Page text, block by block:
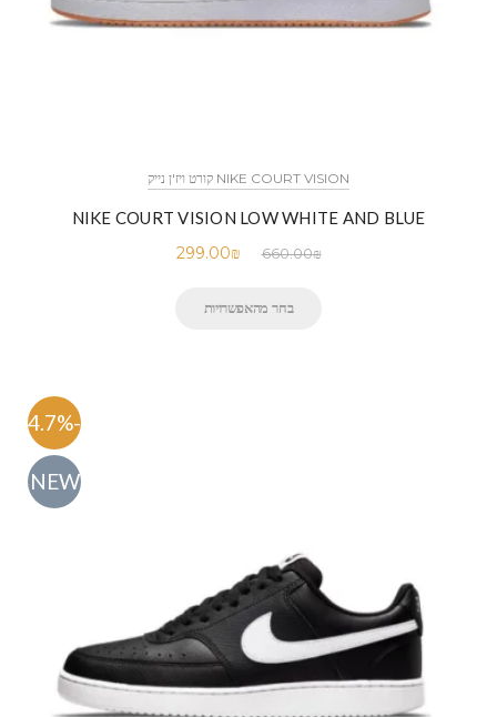
NIKE COURT VISION קורט ויז'ן נייק
NIKE COURT VISION LOW WHITE AND BLUE
660.00₪
299.00₪
בחר מהאפשרויות
-54.7%
NEW